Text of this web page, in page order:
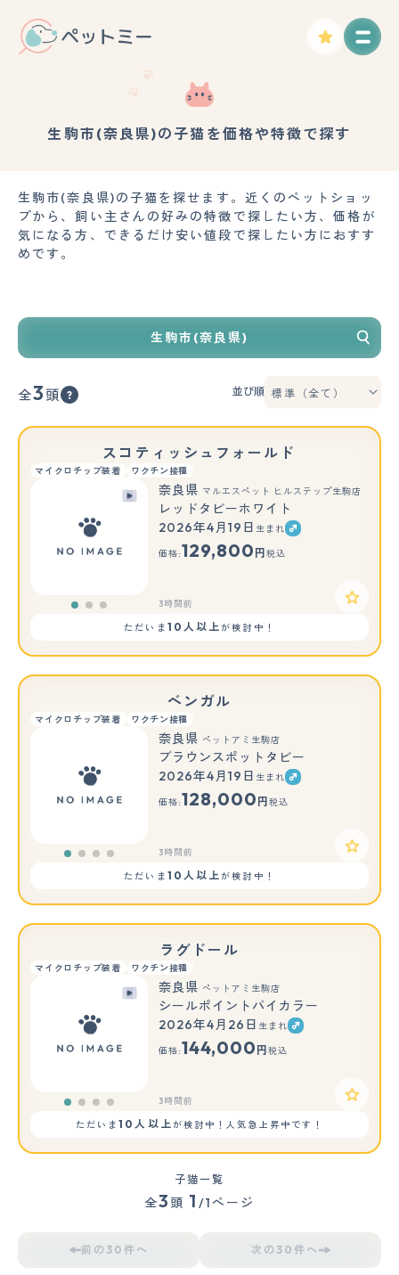
生駒市(奈良県)の子猫を価格や特徴で探す
生駒市(奈良県)の子猫を探せます。近くのペットショッ
プから、飼い主さんの好みの特徴で探したい方、価格が
気になる方、できるだけ安い値段で探したい方におすす
めです。
生駒市(奈良県)
全3 頭 並び順
スコティッシュフォールド
マイクロチップ装着 ワクチン接種
もっと見る
奈良県 マルエスペット ヒルステップ生駒店
レッドタビーホワイト
2026年4月19日 生まれ
価格:129,800 円 税込
3時間前
ただいま 10人以上が検討中！
ベンガル
マイクロチップ装着 ワクチン接種
奈良県 ペットアミ生駒店
ブラウンスポットタビー
2026年4月19日 生まれ
価格:128,000 円 税込
3時間前
ただいま 10人以上が検討中！
ラグドール
マイクロチップ装着 ワクチン接種
奈良県 ペットアミ生駒店
シールポイントバイカラー
2026年4月26日 生まれ
価格:144,000 円 税込
3時間前
ただいま10人以上が検討中！人気急上昇中です！
子猫一覧
全3 頭 1 /1ページ
前の30件へ 次の30件へ